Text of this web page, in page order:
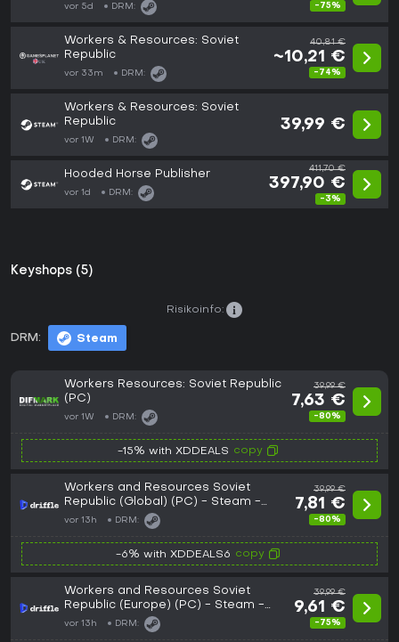
vor 5d DRM: -75%
Workers & Resources: Soviet
Republic
vor 33m DRM:
40,81 €
~10,21 €
-74%
Workers & Resources: Soviet
Republic
vor 1W DRM:
39,99 €
Hooded Horse Publisher
vor 1d DRM:
411,70 €
397,90 €
-3%
Keyshops (5)
DRM: Steam
Risikoinfo:
Workers Resources: Soviet Republic
(PC)
vor 1W DRM:
39,99 €
7,63 €
-80%
-15% with XDDEALS copy
Workers and Resources Soviet
Republic (Global) (PC) - Steam -
Digital Key
vor 13h DRM:
39,99 €
7,81 €
-80%
-6% with XDDEALS6 copy
Workers and Resources Soviet
Republic (Europe) (PC) - Steam -
Digital Key
vor 13h DRM:
39,99 €
9,61 €
-75%